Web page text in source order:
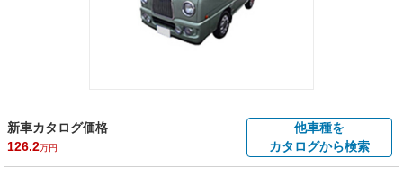
新車カタログ価格
126.2万円
他車種を
カタログから検索